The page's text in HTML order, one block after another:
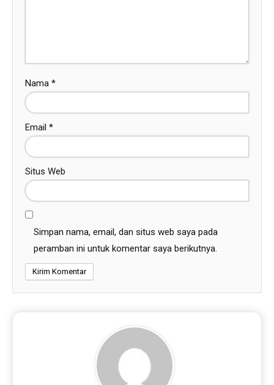
Nama *
Email *
Situs Web
Simpan nama, email, dan situs web saya pada
peramban ini untuk komentar saya berikutnya.